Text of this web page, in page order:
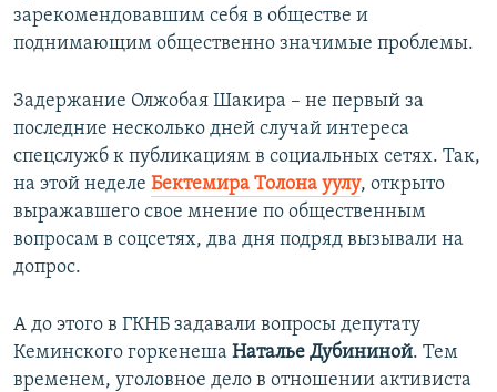
зарекомендовавшим себя в обществе и
поднимающим общественно значимые проблемы.
Задержание Олжобая Шакира – не первый за
последние несколько дней случай интереса
спецслужб к публикациям в социальных сетях. Так,
на этой неделе Бектемира Толона уулу, открыто
выражавшего свое мнение по общественным
вопросам в соцсетях, два дня подряд вызывали на
допрос.
А до этого в ГКНБ задавали вопросы депутату
Кеминского горкенеша Наталье Дубининой. Тем
временем, уголовное дело в отношении активиста